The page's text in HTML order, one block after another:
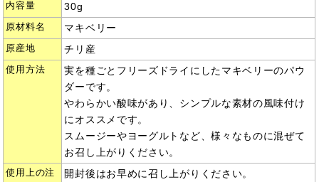
内容量 30g
原材料名 マキベリー
原産地 チリ産
使用方法
実を種ごとフリーズドライにしたマキベリーのパウ
ダーです。
やわらかい酸味があり、シンプルな素材の風味付け
にオススメです。
スムージーやヨーグルトなど、様々なものに混ぜて
お召し上がりください。
使用上の注
開封後はお早めに召し上がりください。